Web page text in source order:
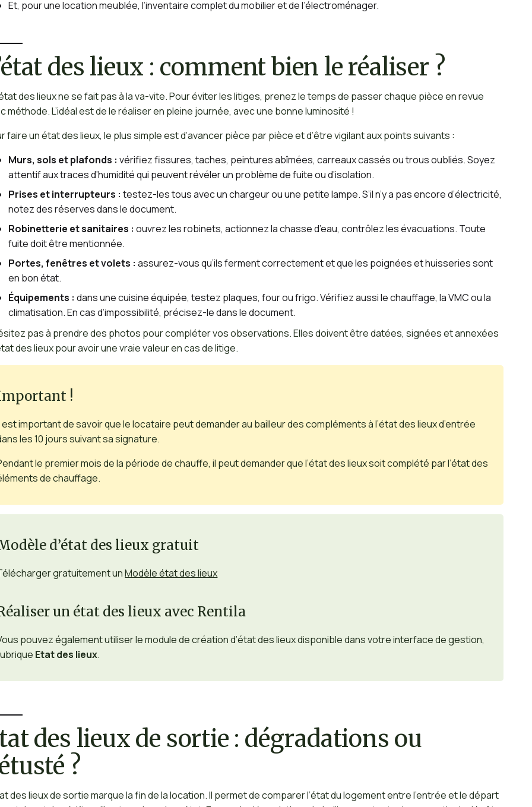
Et, pour une location meublée, l’inventaire complet du mobilier et de l’électroménager.
des lieux : comment bien le réaliser ?
des lieux ne se fait pas à la va-vite. Pour éviter les litiges, prenez le temps de passer chaque pièce en revue
méthode. L’idéal est de le réaliser en pleine journée, avec une bonne luminosité !
faire un état des lieux, le plus simple est d’avancer pièce par pièce et d’être vigilant aux points suivants :
Murs, sols et plafonds : vérifiez fissures, taches, peintures abîmées, carreaux cassés ou trous oubliés. Soyez
attentif aux traces d’humidité qui peuvent révéler un problème de fuite ou d’isolation.
Prises et interrupteurs : testez-les tous avec un chargeur ou une petite lampe. S’il n’y a pas encore d’électricité,
notez des réserves dans le document.
Robinetterie et sanitaires : ouvrez les robinets, actionnez la chasse d’eau, contrôlez les évacuations. Toute
fuite doit être mentionnée.
Portes, fenêtres et volets : assurez-vous qu’ils ferment correctement et que les poignées et huisseries sont
en bon état.
Équipements : dans une cuisine équipée, testez plaques, four ou frigo. Vérifiez aussi le chauffage, la VMC ou la
climatisation. En cas d’impossibilité, précisez-le dans le document.
pas à prendre des photos pour compléter vos observations. Elles doivent être datées, signées et annexées
des lieux pour avoir une vraie valeur en cas de litige.
!
est important de savoir que le locataire peut demander au bailleur des compléments à l’état des lieux d’entrée
les 10 jours suivant sa signature.
le premier mois de la période de chauffe, il peut demander que l’état des lieux soit complété par l’état des
de chauffage.
d’état des lieux gratuit
gratuitement unModèle état des lieux
un état des lieux avec Rentila
pouvez également utiliser le module de création d’état des lieux disponible dans votre interface de gestion,
Etat des lieux.
des lieux de sortie : dégradations ou
?
des lieux de sortie marque la fin de la location. Il permet de comparer l’état du logement entre l’entrée et le départ